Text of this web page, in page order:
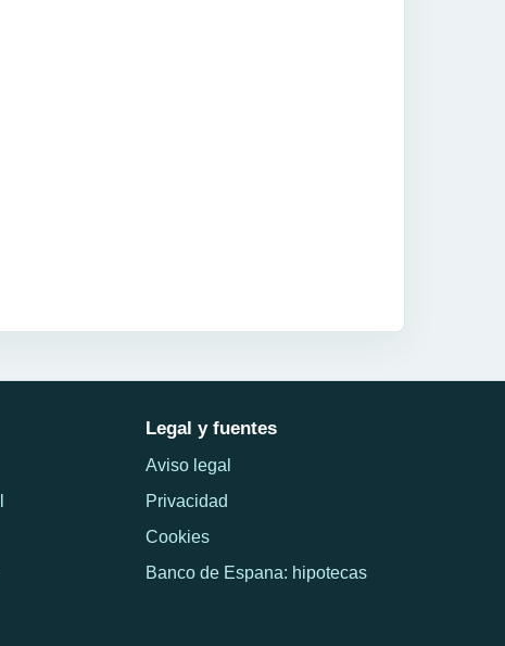
Legal y fuentes
Aviso legal
Privacidad
Cookies
Banco de Espana: hipotecas